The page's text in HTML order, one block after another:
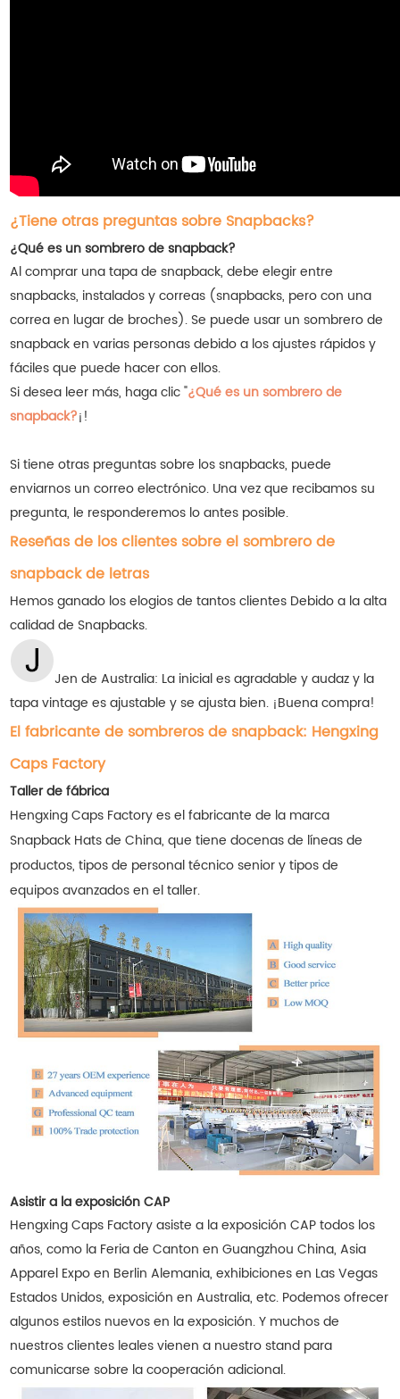
¿Tiene otras preguntas sobre Snapbacks?
¿Qué es un sombrero de snapback?
Al comprar una tapa de snapback, debe elegir entre
snapbacks, instalados y correas (snapbacks, pero con una
correa en lugar de broches). Se puede usar un sombrero de
snapback en varias personas debido a los ajustes rápidos y
fáciles que puede hacer con ellos.
Si desea leer más, haga clic "¿Qué es un sombrero de
snapback?¡!
Si tiene otras preguntas sobre los snapbacks, puede
enviarnos un correo electrónico. Una vez que recibamos su
pregunta, le responderemos lo antes posible.
Reseñas de los clientes sobre el sombrero de
snapback de letras
Hemos ganado los elogios de tantos clientes Debido a la alta
calidad de Snapbacks.
Jen de Australia: La inicial es agradable y audaz y la
tapa vintage es ajustable y se ajusta bien. ¡Buena compra!
El fabricante de sombreros de snapback: Hengxing
Caps Factory
Taller de fábrica
Hengxing Caps Factory es el fabricante de la marca
Snapback Hats de China, que tiene docenas de líneas de
productos, tipos de personal técnico senior y tipos de
equipos avanzados en el taller.
Asistir a la exposición CAP
Hengxing Caps Factory asiste a la exposición CAP todos los
años, como la Feria de Canton en Guangzhou China, Asia
Apparel Expo en Berlin Alemania, exhibiciones en Las Vegas
Estados Unidos, exposición en Australia, etc. Podemos ofrecer
algunos estilos nuevos en la exposición. Y muchos de
nuestros clientes leales vienen a nuestro stand para
comunicarse sobre la cooperación adicional.